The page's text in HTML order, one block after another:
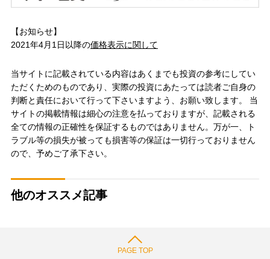
【お知らせ】
2021年4月1日以降の価格表示に関して
当サイトに記載されている内容はあくまでも投資の参考にしてい
ただくためのものであり、実際の投資にあたっては読者ご自身の
判断と責任において行って下さいますよう、お願い致します。 当
サイトの掲載情報は細心の注意を払っておりますが、記載される
全ての情報の正確性を保証するものではありません。万が一、ト
ラブル等の損失が被っても損害等の保証は一切行っておりません
ので、予めご了承下さい。
他のオススメ記事
PAGE TOP